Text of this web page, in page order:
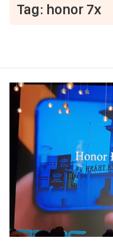
Tag: honor 7x